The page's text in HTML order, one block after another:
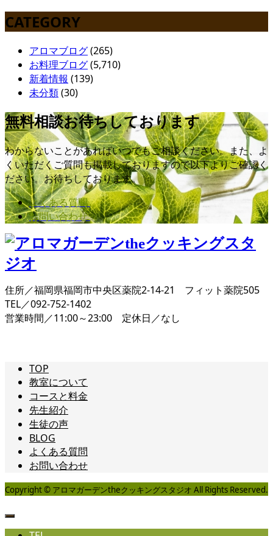
CATEGORY
アロマブログ(265)
お料理ブログ(5,710)
新着情報 (139)
未分類(30)
無料相談お待ちしております
わからないことがあればいつでもご相談ください。また、よ
くいただくご質問も掲載しておりますので以下よりご確認く
ださい。お待ちしております。
よくある質問
お問い合わせ
住所／福岡県福岡市中央区薬院2-14-21 フィット薬院505
TEL／092-752-1402
営業時間／11:00～23:00 定休日／なし
TOP
教室について
コースと料金
先生紹介
生徒の声
BLOG
よくある質問
お問い合わせ
Copyright © アロマガーデンtheクッキングスタジオ All Rights Reserved.